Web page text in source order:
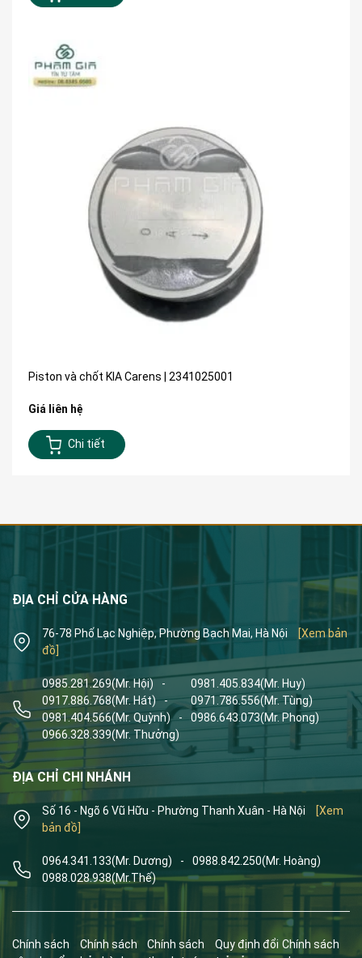
Piston và chốt KIA Carens | 2341025001
Giá liên hệ
Chi tiết
ĐỊA CHỈ CỬA HÀNG
76-78 Phố Lạc Nghiệp, Phường Bạch Mai, Hà Nội
[Xem bản
đồ]
0985.281.269(Mr. Hội) - 0981.405.834(Mr. Huy)
0917.886.768(Mr. Hát) - 0971.786.556(Mr. Tùng)
0981.404.566(Mr. Quỳnh) - 0986.643.073(Mr. Phong)
0966.328.339(Mr. Thưởng)
ĐỊA CHỈ CHI NHÁNH
Số 16 - Ngõ 6 Vũ Hữu - Phường Thanh Xuân - Hà Nội
[Xem
bản đồ]
0964.341.133(Mr. Dương) - 0988.842.250(Mr. Hoàng)
0988.028.938(Mr.Thế)
Chính sách
Chính sách
Chính sách
Quy định đổi Chính sách